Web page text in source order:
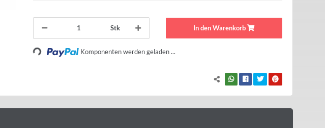
Stk In den Warenkorb
Loading... Komponenten werden geladen ...